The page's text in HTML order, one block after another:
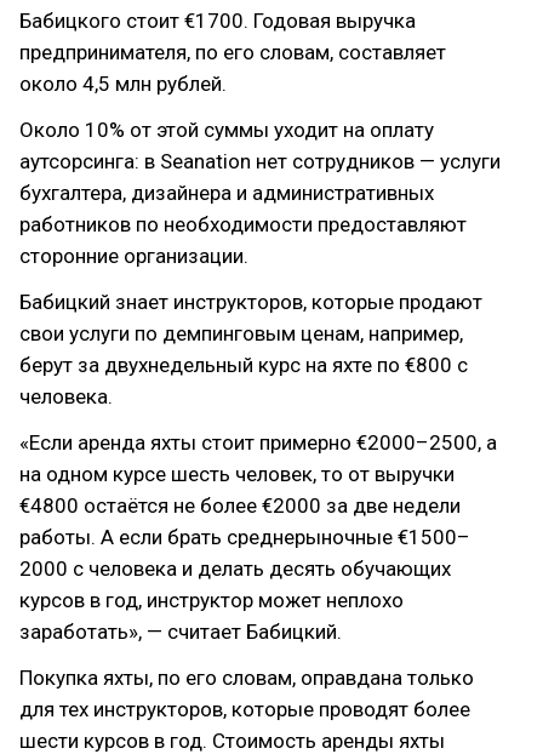
Бабицкого стоит €1700. Годовая выручка
предпринимателя, по его словам, составляет
около 4,5 млн рублей.
Около 10% от этой суммы уходит на оплату
аутсорсинга: в Seanation нет сотрудников — услуги
бухгалтера, дизайнера и административных
работников по необходимости предоставляют
сторонние организации.
Бабицкий знает инструкторов, которые продают
свои услуги по демпинговым ценам, например,
берут за двухнедельный курс на яхте по €800 с
человека.
«Если аренда яхты стоит примерно €2000–2500, а
на одном курсе шесть человек, то от выручки
€4800 остаётся не более €2000 за две недели
работы. А если брать среднерыночные €1500–
2000 с человека и делать десять обучающих
курсов в год, инструктор может неплохо
заработать», — считает Бабицкий.
Покупка яхты, по его словам, оправдана только
для тех инструкторов, которые проводят более
шести курсов в год. Стоимость аренды яхты